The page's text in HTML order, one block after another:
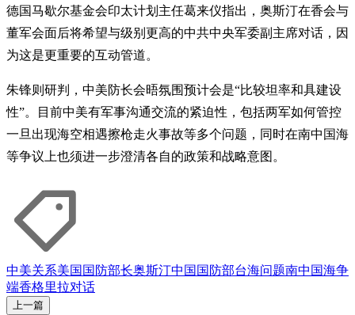
德国马歇尔基金会印太计划主任葛来仪指出，奥斯汀在香会与
董军会面后将希望与级别更高的中共中央军委副主席对话，因
为这是更重要的互动管道。
朱锋则研判，中美防长会晤氛围预计会是“比较坦率和具建设
性”。目前中美有军事沟通交流的紧迫性，包括两军如何管控
一旦出现海空相遇擦枪走火事故等多个问题，同时在南中国海
等争议上也须进一步澄清各自的政策和战略意图。
中美关系美国国防部长奥斯汀中国国防部台海问题南中国海争
端香格里拉对话
上一篇